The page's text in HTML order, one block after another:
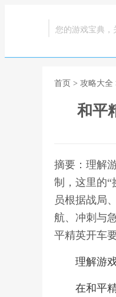
您的游戏宝典，
首页 > 攻略大全
和平
摘要：理解
制，这里的“
员根据战局
航、冲刺与
平精英开车
理解游
在和平